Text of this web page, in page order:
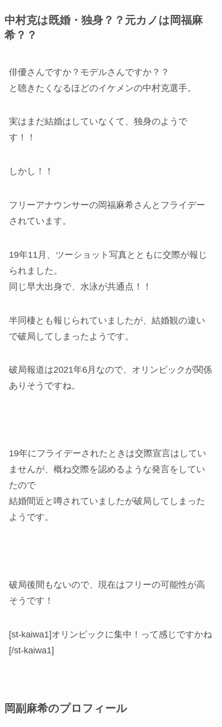
中村克は既婚・独身？？元カノは岡福麻
希？？
俳優さんですか？モデルさんですか？？
と聴きたくなるほどのイケメンの中村克選手。
実はまだ結婚はしていなくて、独身のようで
す！！
しかし！！
フリーアナウンサーの岡福麻希さんとフライデー
されています。
19年11月、ツーショット写真とともに交際が報じ
られました。
同じ早大出身で、水泳が共通点！！
半同棲とも報じられていましたが、結婚観の違い
で破局してしまったようです。
破局報道は2021年6月なので、オリンピックが関係
ありそうですね。
19年にフライデーされたときは交際宣言はしてい
ませんが、概ね交際を認めるような発言をしてい
たので
結婚間近と噂されていましたが破局してしまった
ようです。
破局後間もないので、現在はフリーの可能性が高
そうです！
[st-kaiwa1]オリンピックに集中！って感じですかね
[/st-kaiwa1]
岡副麻希のプロフィール